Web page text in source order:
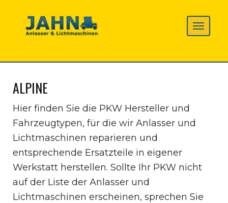
ALPINE
Hier finden Sie die PKW Hersteller und
Fahrzeugtypen, für die wir Anlasser und
Lichtmaschinen reparieren und
entsprechende Ersatzteile in eigener
Werkstatt herstellen. Sollte Ihr PKW nicht
auf der Liste der Anlasser und
Lichtmaschinen erscheinen, sprechen Sie